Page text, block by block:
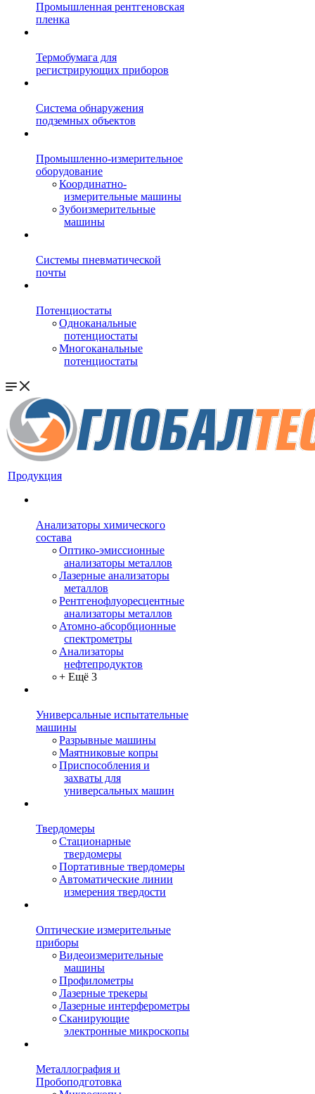
Промышленная рентгеновская
пленка
Термобумага для
регистрирующих приборов
Система обнаружения
подземных объектов
Промышленно-измерительное
оборудование
Координатно-
измерительные машины
Зубоизмерительные
машины
Системы пневматической
почты
Потенциостаты
Одноканальные
потенциостаты
Многоканальные
потенциостаты
Продукция
Анализаторы химического
состава
Оптико-эмиссионные
анализаторы металлов
Лазерные анализаторы
металлов
Рентгенофлуоресцентные
анализаторы металлов
Атомно-абсорбционные
спектрометры
Анализаторы
нефтепродуктов
+ Ещё 3
Универсальные испытательные
машины
Разрывные машины
Маятниковые копры
Приспособления и
захваты для
универсальных машин
Твердомеры
Стационарные
твердомеры
Портативные твердомеры
Автоматические линии
измерения твердости
Оптические измерительные
приборы
Видеоизмерительные
машины
Профилометры
Лазерные трекеры
Лазерные интерферометры
Сканирующие
электронные микроскопы
Металлография и
Пробоподготовка